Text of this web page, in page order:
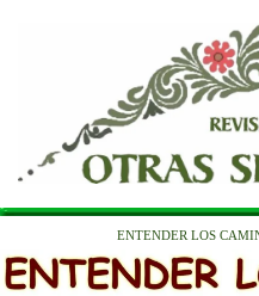
ENTENDER LOS